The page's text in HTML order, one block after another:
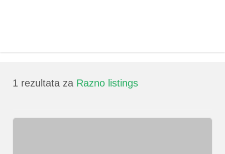
1 rezultata za Razno listings